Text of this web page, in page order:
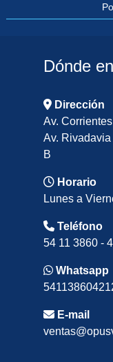
Dónde
Dirección
Av.
Av.
B
Horario
Lunes a
Teléfono
54 11 3860 -
Whatsapp
E-mail